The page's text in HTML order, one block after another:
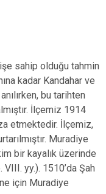
sahip olduğu tahmin
kadar Kandahar ve
bu tarihten
İlçemiz 1914
etmektedir. İlçemiz,
Muradiye
bir kayalık üzerinde
VIII. yy.). 1510’da Şah
için Muradiye